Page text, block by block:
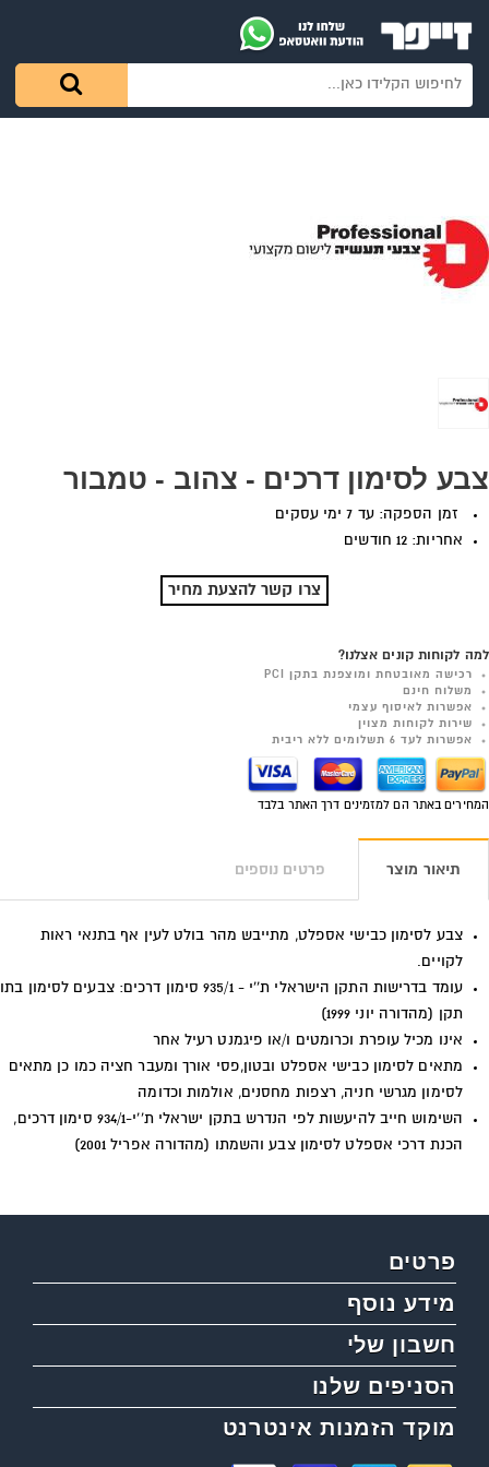
צבע לסימון דרכים - צהוב - טמבור
זמן הספקה: עד 7 ימי עסקים
אחריות: 12 חודשים
צרו קשר להצעת מחיר
למה לקוחות קונים אצלנו?
רכישה מאובטחת ומוצפנת בתקן PCI
משלוח חינם
אפשרות לאיסוף עצמי
שירות לקוחות מצוין
אפשרות לעד 6 תשלומים ללא ריבית
המחירים באתר הם למזמינים דרך האתר בלבד
תיאור מוצר פרטים נוספים
צבע לסימון כבישי אספלט, מתייבש מהר בולט לעין אף בתנאי ראות
לקויים.
עומד בדרישות התקן הישראלי ת''י - 935/1 סימון דרכים: צבעים לסימון בתו
תקן (מהדורה יוני 1999)
אינו מכיל עופרת וכרומטים ו/או פיגמנט רעיל אחר
מתאים לסימון כבישי אספלט ובטון,פסי אורך ומעבר חציה כמו כן מתאים
לסימון מגרשי חניה, רצפות מחסנים, אולמות וכדומה
השימוש חייב להיעשות לפי הנדרש בתקן ישראלי ת''י-934/1 סימון דרכים,
הכנת דרכי אספלט לסימון צבע והשמתו (מהדורה אפריל 2001)
פרטים
מידע נוסף
חשבון שלי
הסניפים שלנו
מוקד הזמנות אינטרנט